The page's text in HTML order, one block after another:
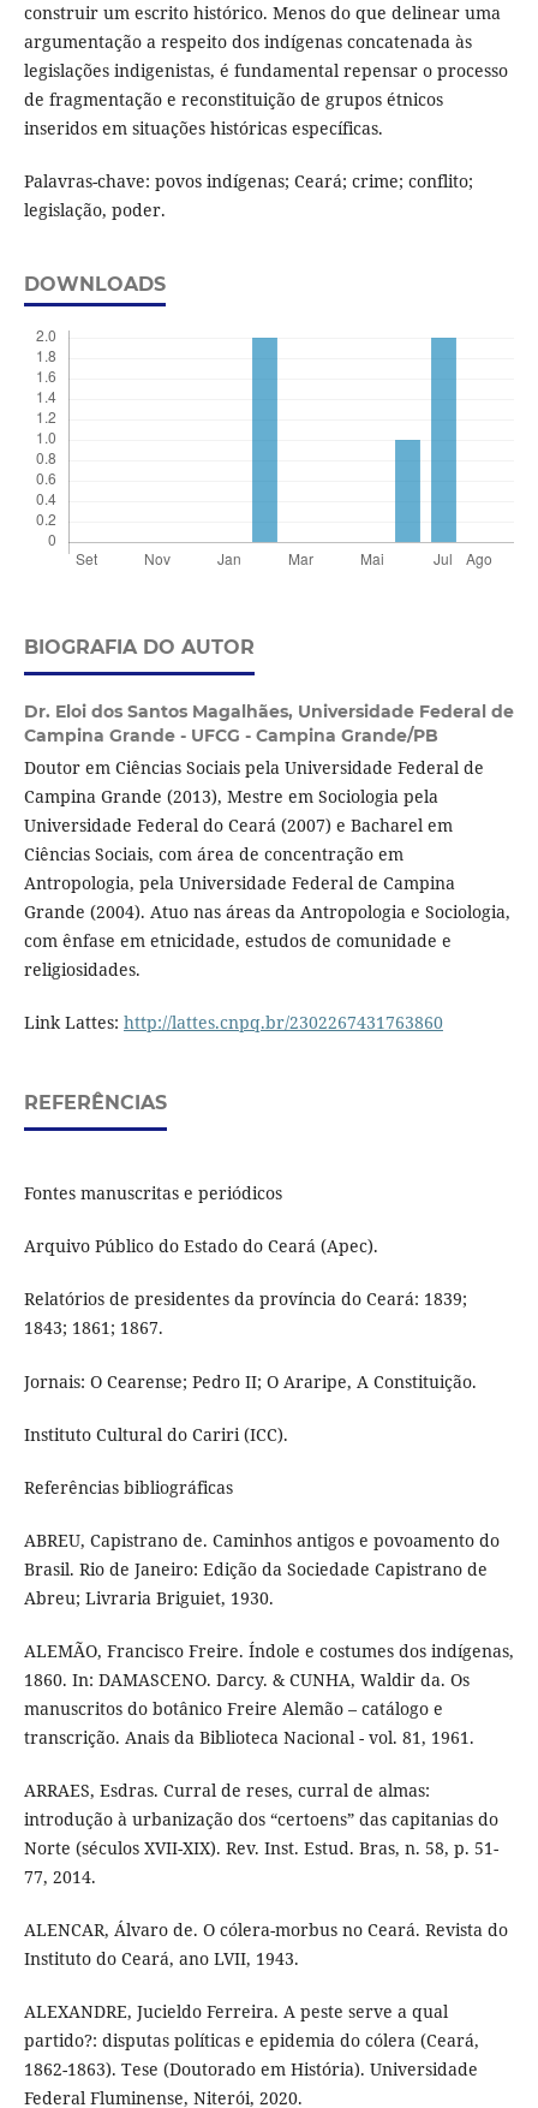
construir um escrito histórico. Menos do que delinear uma
argumentação a respeito dos indígenas concatenada às
legislações indigenistas, é fundamental repensar o processo
de fragmentação e reconstituição de grupos étnicos
inseridos em situações históricas específicas.
Palavras-chave: povos indígenas; Ceará; crime; conflito;
legislação, poder.
DOWNLOADS
BIOGRAFIA DO AUTOR
Dr. Eloi dos Santos Magalhães, Universidade Federal de
Campina Grande - UFCG - Campina Grande/PB
Doutor em Ciências Sociais pela Universidade Federal de
Campina Grande (2013), Mestre em Sociologia pela
Universidade Federal do Ceará (2007) e Bacharel em
Ciências Sociais, com área de concentração em
Antropologia, pela Universidade Federal de Campina
Grande (2004). Atuo nas áreas da Antropologia e Sociologia,
com ênfase em etnicidade, estudos de comunidade e
religiosidades.
Link Lattes: http://lattes.cnpq.br/2302267431763860
REFERÊNCIAS
Fontes manuscritas e periódicos
Arquivo Público do Estado do Ceará (Apec).
Relatórios de presidentes da província do Ceará: 1839;
1843; 1861; 1867.
Jornais: O Cearense; Pedro II; O Araripe, A Constituição.
Instituto Cultural do Cariri (ICC).
Referências bibliográficas
ABREU, Capistrano de. Caminhos antigos e povoamento do
Brasil. Rio de Janeiro: Edição da Sociedade Capistrano de
Abreu; Livraria Briguiet, 1930.
ALEMÃO, Francisco Freire. Índole e costumes dos indígenas,
1860. In: DAMASCENO. Darcy. & CUNHA, Waldir da. Os
manuscritos do botânico Freire Alemão – catálogo e
transcrição. Anais da Biblioteca Nacional - vol. 81, 1961.
ARRAES, Esdras. Curral de reses, curral de almas:
introdução à urbanização dos “certoens” das capitanias do
Norte (séculos XVII-XIX). Rev. Inst. Estud. Bras, n. 58, p. 51-
77, 2014.
ALENCAR, Álvaro de. O cólera-morbus no Ceará. Revista do
Instituto do Ceará, ano LVII, 1943.
ALEXANDRE, Jucieldo Ferreira. A peste serve a qual
partido?: disputas políticas e epidemia do cólera (Ceará,
1862-1863). Tese (Doutorado em História). Universidade
Federal Fluminense, Niterói, 2020.